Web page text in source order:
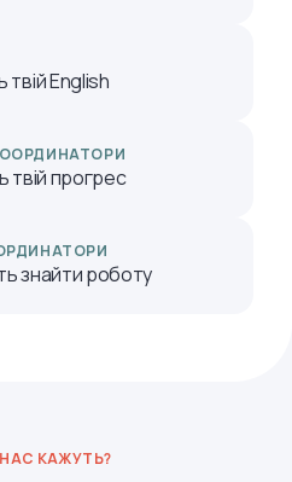
English
твій прогрес
знайти роботу
КАЖУТЬ?